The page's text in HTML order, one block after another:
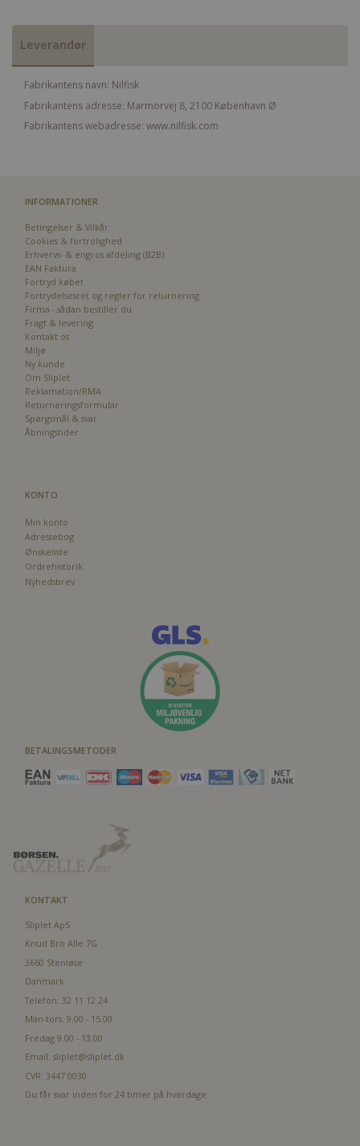
Leverandør
Fabrikantens navn: Nilfisk
Fabrikantens adresse: Marmorvej 8, 2100 København Ø
Fabrikantens webadresse: www.nilfisk.com
INFORMATIONER
Betingelser & Vilkår
Cookies & fortrolighed
Erhvervs- & engros afdeling (B2B)
EAN Faktura
Fortryd købet
Fortrydelsesret og regler for returnering
Firma - sådan bestiller du
Fragt & levering
Kontakt os
Miljø
Ny kunde
Om Sliplet
Reklamation/RMA
Returneringsformular
Spørgsmål & svar
Åbningstider
KONTO
Min konto
Adressebog
Ønskeliste
Ordrehistorik
Nyhedsbrev
BETALINGSMETODER
KONTAKT
Sliplet ApS
Knud Bro Alle 7G
3660 Stenløse
Danmark
Telefon: 32 11 12 24
Man-tors. 9.00 - 15.00
Fredag 9.00 - 13.00
Email: sliplet@sliplet.dk
CVR: 3447 0030
Du får svar inden for 24 timer på hverdage